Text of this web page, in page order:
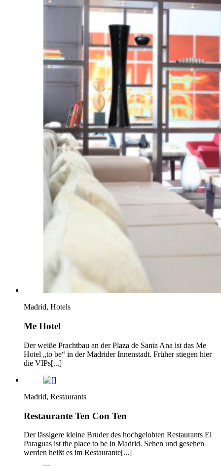
Madrid, Hotels
Me Hotel
Der weiße Prachtbau an der Plaza de Santa Ana ist das Me
Hotel „to be“ in der Madrider Innenstadt. Früher stiegen hier
die VIPs[...]
Madrid, Restaurants
Restaurante Ten Con Ten
Der lässigere kleine Bruder des hochgelobten Restaurants El
Paraguas ist the place to be in Madrid. Sehen und gesehen
werden heißt es im Restaurante[...]